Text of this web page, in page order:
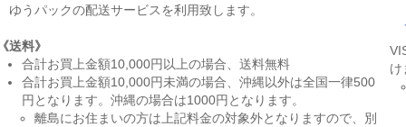
うパックの配送サービスを利用致します。
送料》
合計お買上金額10,000円以上の場合、送料無料
合計お買上金額10,000円未満の場合、沖縄以外は全国一律500
円となります。沖縄の場合は1000円となります。
離島にお住まいの方は上記料金の対象外となりますので、別
け